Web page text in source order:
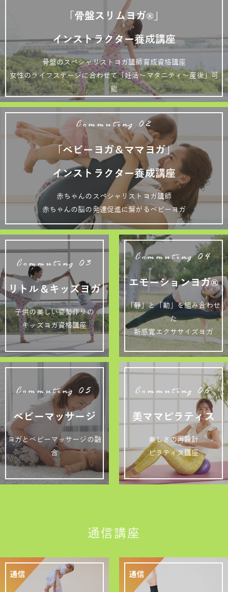
「骨盤スリムヨガ®」
インストラクター養成講座
骨盤のスペシャリストヨガ講師育成資格講座
女性のライフステージに合わせて「妊活～マタニティ～産後」可
能
Commuting 02
「ベビーヨガ＆ママヨガ」
インストラクター養成講座
赤ちゃんのスペシャリストヨガ講師
赤ちゃんの脳の発達促進に繋がるベビーヨガ
Commuting 03
リトル＆キッズヨガ
子供の美しい姿勢作りの
キッズヨガ資格講座
Commuting 04
エモーションヨガ®
「静」と「動」を組み合わせ
た
新感覚エクササイズヨガ
Commuting 05
ベビーマッサージ
ヨガとベビーマッサージの融
合
Commuting 06
美ママピラティス
美しさの再設計
ピラティス講座
通信講座